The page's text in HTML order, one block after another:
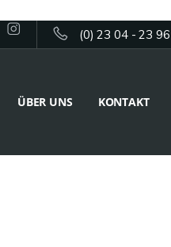
(0) 23 04 - 23
ÜBER UNS KONTAKT